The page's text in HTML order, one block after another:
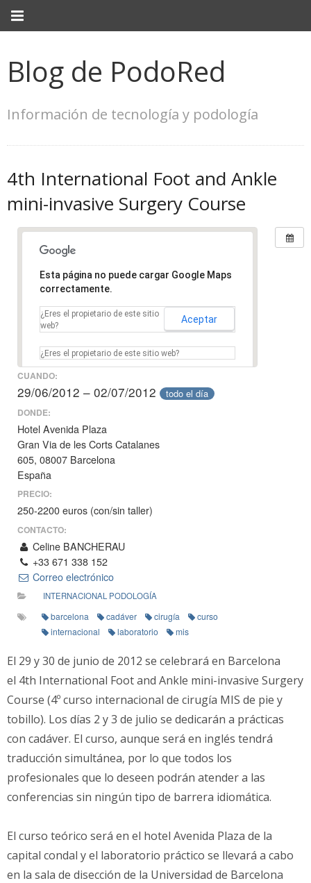
Blog de PodoRed
Información de tecnología y podología
4th International Foot and Ankle
mini-invasive Surgery Course
Esta página no puede cargar Google Maps
correctamente.
¿Eres el propietario de este sitio
web?
Aceptar
¿Eres el propietario de este sitio web?
CUANDO:
29/06/2012 – 02/07/2012 todo el día
DONDE:
Hotel Avenida Plaza
Gran Via de les Corts Catalanes
605, 08007 Barcelona
España
PRECIO:
250-2200 euros (con/sin taller)
CONTACTO:
Celine BANCHERAU
+33 671 338 152
Correo electrónico
INTERNACIONAL PODOLOGÍA
barcelona cadáver cirugía
curso
internacional
laboratorio mis
El 29 y 30 de junio de 2012 se celebrará en Barcelona
el 4th International Foot and Ankle mini-invasive Surgery
Course (4º curso internacional de cirugía MIS de pie y
tobillo). Los días 2 y 3 de julio se dedicarán a prácticas
con cadáver. El curso, aunque será en inglés tendrá
traducción simultánea, por lo que todos los
profesionales que lo deseen podrán atender a las
conferencias sin ningún tipo de barrera idiomática.
El curso teórico será en el hotel Avenida Plaza de la
capital condal y el laboratorio práctico se llevará a cabo
en la sala de disección de la Universidad de Barcelona